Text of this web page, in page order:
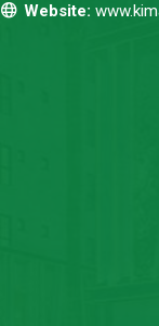
Website: